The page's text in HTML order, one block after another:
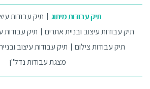
תיק עבודות מיתוג
תיק עבודות
תיק עבודות עיצוב ובניית אתרים
תיק עבודות
תיק עבודות צילום
תיק עבודות עיצוב
מצגת עבודות נדל"ן